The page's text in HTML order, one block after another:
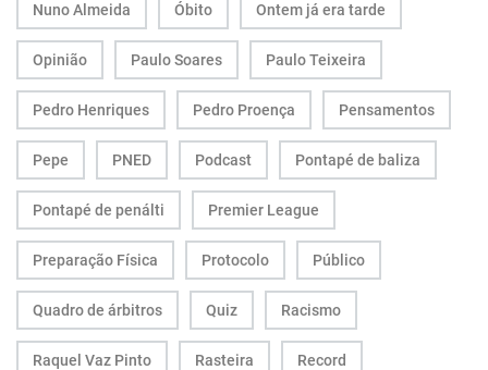
Nuno Almeida Óbito Ontem já era tarde
Opinião Paulo Soares Paulo Teixeira
Pedro Henriques Pedro Proença Pensamentos
Pepe PNED Podcast Pontapé de baliza
Pontapé de penálti Premier League
Preparação Física Protocolo Público
Quadro de árbitros Quiz Racismo
Raquel Vaz Pinto Rasteira Record